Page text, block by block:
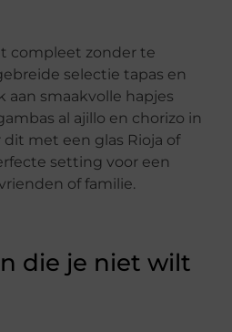
compleet zonder te
selectie tapas en
aan smaakvolle hapjes
al ajillo en chorizo in
met een glas Rioja of
setting voor een
of familie.
die je niet wilt